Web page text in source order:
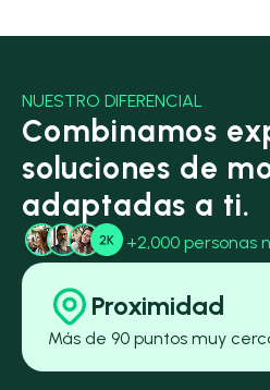
NUESTRO DIFERENCIAL
Combinamos
soluciones de
adaptadas a ti.
+2,000 personas
Proximidad
Más de 90 puntos muy